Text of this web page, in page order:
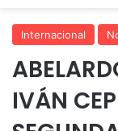
Internacional
IVÁN